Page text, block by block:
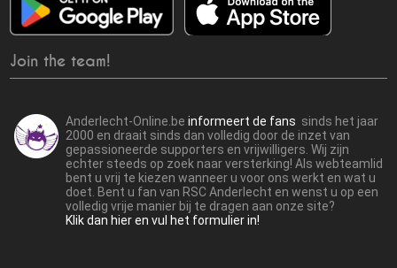
Join the team!
Anderlecht-Online.beinformeert de fans sinds het jaar
2000 en draait sinds dan volledig door de inzet van
gepassioneerde supporters en vrijwilligers. Wij zijn
echter steeds op zoek naar versterking! Als webteamlid
bent u vrij te kiezen wanneer u voor ons werkt en wat u
doet. Bent u fan van RSC Anderlecht en wenst u op een
volledig vrije manier bij te dragen aan onze site?
Klik dan hier en vul het formulier in!